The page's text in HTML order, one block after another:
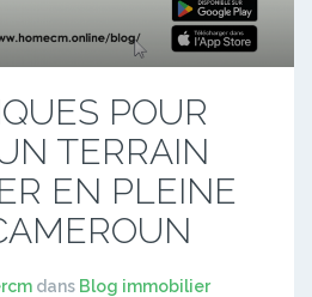
POUR
TERRAIN
EN PLEINE
dans Blog immobilier